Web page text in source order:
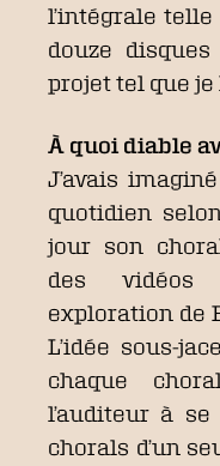
l’intégrale telle
douze
projet tel que je
À quoi diable
J’avais
quotidien
jour son
des vidéos
exploration de
L’idée sous-
chaque
l’auditeur à
chorals d’un